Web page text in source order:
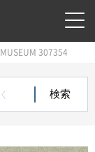
MUSEUM 307354